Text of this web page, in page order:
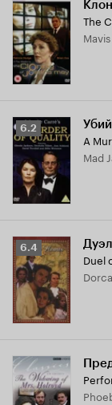
The
Mavis
Рейтинг
Кинопоиска
6.2
6.2
A
Mad
Рейтинг
Кинопоиска
6.4
6.4
Duel